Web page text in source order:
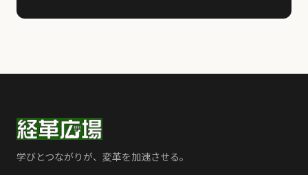
学びとつながりが、変革を加速させる。